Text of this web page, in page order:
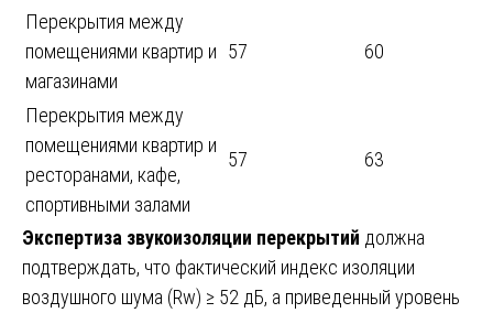
Перекрытия между
помещениями квартир и
магазинами
57 60
Перекрытия между
помещениями квартир и
ресторанами, кафе,
спортивными залами
57 63
Экспертиза звукоизоляции перекрытий должна
подтверждать, что фактический индекс изоляции
воздушного шума (Rw) ≥ 52 дБ, а приведенный уровень